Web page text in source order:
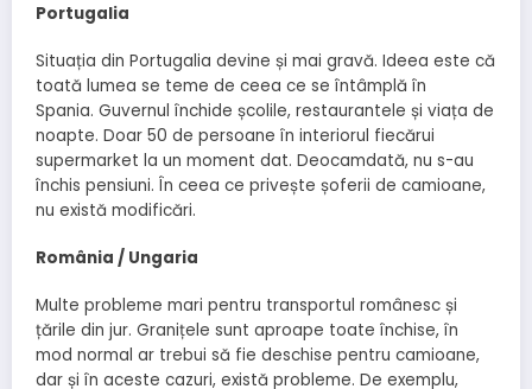
Portugalia
Situația din Portugalia devine și mai gravă. Ideea este că
toată lumea se teme de ceea ce se întâmplă în
Spania. Guvernul închide școlile, restaurantele și viața de
noapte. Doar 50 de persoane în interiorul fiecărui
supermarket la un moment dat. Deocamdată, nu s-au
închis pensiuni. În ceea ce privește șoferii de camioane,
nu există modificări.
România / Ungaria
Multe probleme mari pentru transportul românesc și
țările din jur. Granițele sunt aproape toate închise, în
mod normal ar trebui să fie deschise pentru camioane,
dar și în aceste cazuri, există probleme. De exemplu,